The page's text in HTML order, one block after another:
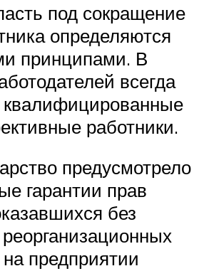
под сокращение
определяются
принципами. В
всегда
работники.
предусмотрело
гарантии прав
без
предприятии